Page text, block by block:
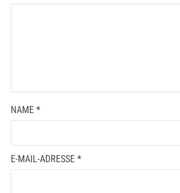
NAME *
E-MAIL-ADRESSE *